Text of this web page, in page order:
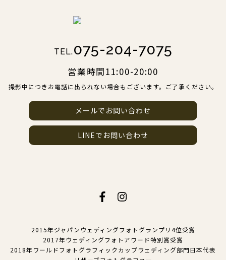
TEL.075-204-7075
営業時間11:00-20:00
撮影中につきお電話に出られない場合もございます。ご了承ください。
メールでお問い合わせ
LINEでお問い合わせ
2015年ジャパンウェディングフォトグランプリ4位受賞
2017年ウェディングフォトアワード特別賞受賞
2018年ワールドフォトグラフィックカップウェディング部門日本代表